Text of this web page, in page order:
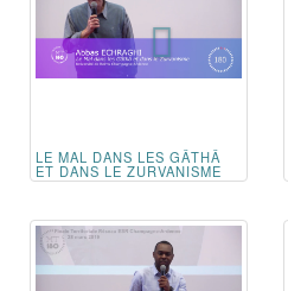
LE MAL DANS LES GÂTHÂ
ET DANS LE ZURVANISME